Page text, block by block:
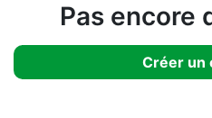
Pas encore
Créer un